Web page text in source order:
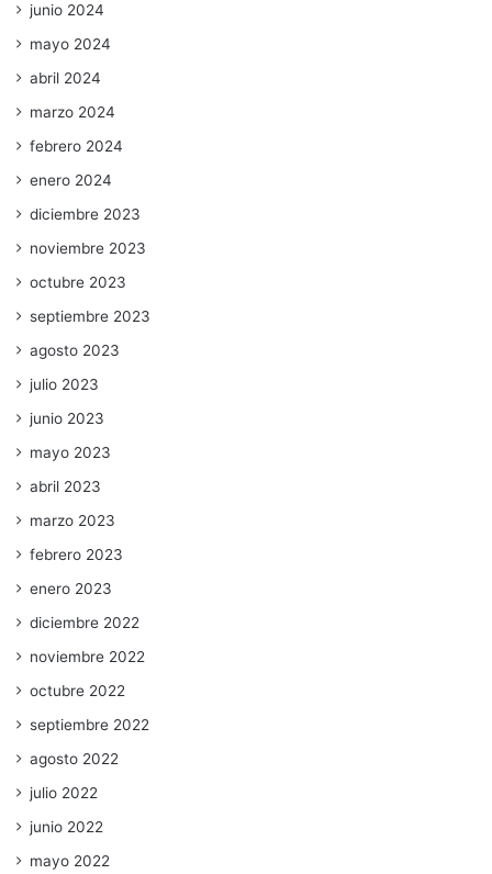
junio 2024
mayo 2024
abril 2024
marzo 2024
febrero 2024
enero 2024
diciembre 2023
noviembre 2023
octubre 2023
septiembre 2023
agosto 2023
julio 2023
junio 2023
mayo 2023
abril 2023
marzo 2023
febrero 2023
enero 2023
diciembre 2022
noviembre 2022
octubre 2022
septiembre 2022
agosto 2022
julio 2022
junio 2022
mayo 2022